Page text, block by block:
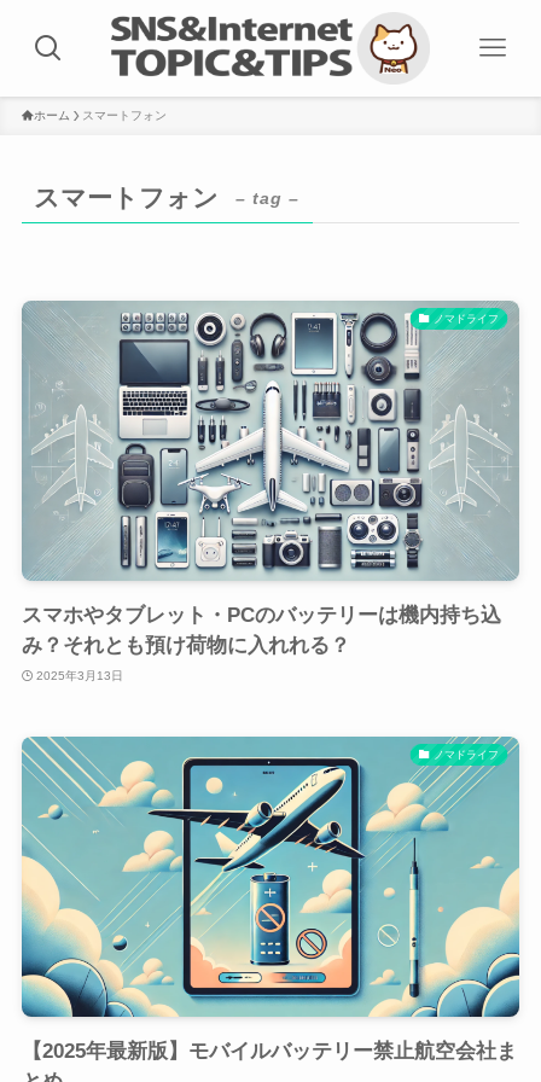
ホーム スマートフォン
スマートフォン – tag –
ノマドライフ
スマホやタブレット・PCのバッテリーは機内持ち込
み？それとも預け荷物に入れれる？
2025年3月13日
ノマドライフ
【2025年最新版】モバイルバッテリー禁止航空会社ま